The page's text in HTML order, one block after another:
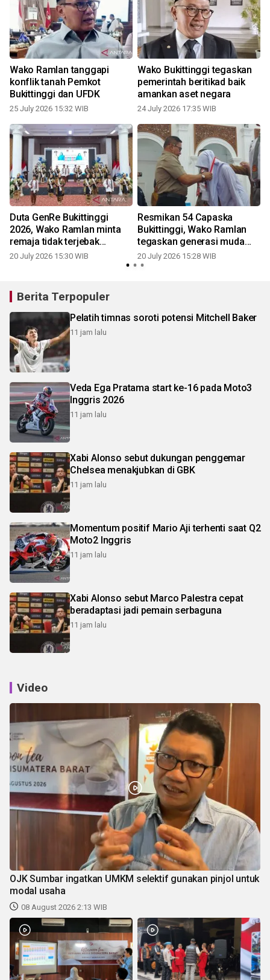
Wako Ramlan tanggapi
konflik tanah Pemkot
Bukittinggi dan UFDK
25 July 2026 15:32 WIB
Wako Bukittinggi tegaskan
pemerintah beritikad baik
amankan aset negara
24 July 2026 17:35 WIB
Duta GenRe Bukittinggi
2026, Wako Ramlan minta
remaja tidak terjebak
perilaku menyimpang
20 July 2026 15:30 WIB
Resmikan 54 Capaska
Bukittinggi, Wako Ramlan
tegaskan generasi muda
Pancasila
20 July 2026 15:28 WIB
Berita Terpopuler
Pelatih timnas soroti potensi Mitchell Baker
11 jam lalu
Veda Ega Pratama start ke-16 pada Moto3
Inggris 2026
11 jam lalu
Xabi Alonso sebut dukungan penggemar
Chelsea menakjubkan di GBK
11 jam lalu
Momentum positif Mario Aji terhenti saat Q2
Moto2 Inggris
11 jam lalu
Xabi Alonso sebut Marco Palestra cepat
beradaptasi jadi pemain serbaguna
11 jam lalu
Video
OJK Sumbar ingatkan UMKM selektif gunakan pinjol untuk
modal usaha
08 August 2026 2:13 WIB